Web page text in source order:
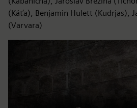
(Káťa), Benjamin Hulett (Kudrjas),
(Varvara)